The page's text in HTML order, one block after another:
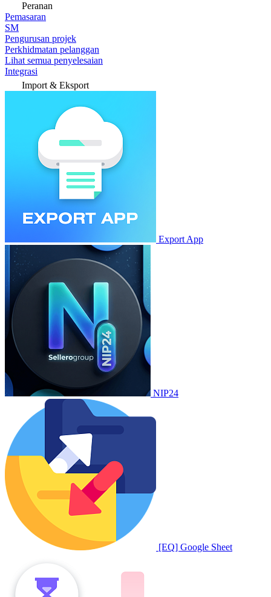
Peranan
Pemasaran
SM
Pengurusan projek
Perkhidmatan pelanggan
Lihat semua penyelesaian
Integrasi
Import & Eksport
Export App
NIP24
[EQ] Google Sheet